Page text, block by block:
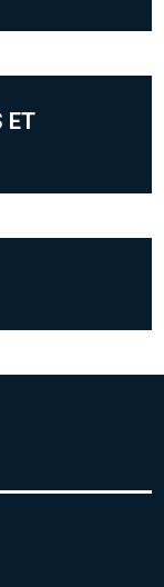
ET